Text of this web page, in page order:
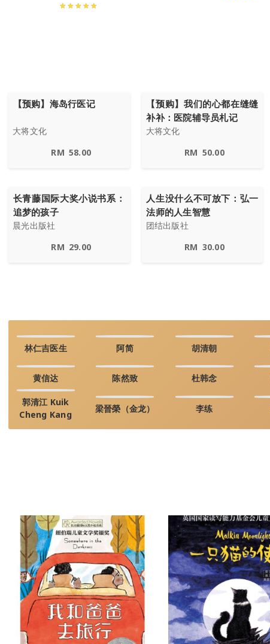
【预购】海岛行医记
大将文化
RM 58.00
【预购】我们的心都在缝缝
补补：医院辅导员札记
大将文化
RM 50.00
长青藤国际大奖小说书系：
追梦的孩子
晨光出版社
RM 29.00
人生没什么不可放下：弘一
法师的人生智慧
团结出版社
RM 30.00
林仁吉医生 阿简 胡清朝
黄信达 陈然致 杜韩念
郭清江 Kuik
Cheng Kang
梁晉榮（金龙） 李练